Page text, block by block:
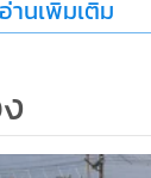
กษ์ ซึ่งได้มีการจัด
อ่านเพิ่มเติม